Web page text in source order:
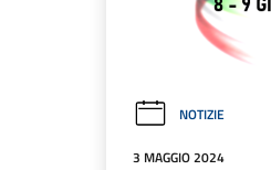
NOTIZIE
3 MAGGIO 2024